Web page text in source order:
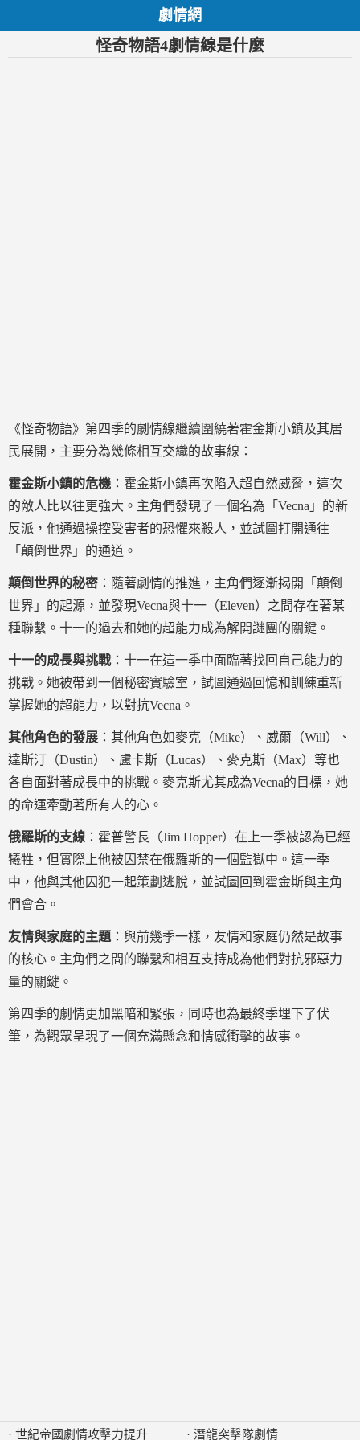
劇情網
怪奇物語4劇情線是什麼
《怪奇物語》第四季的劇情線繼續圍繞著霍金斯小鎮及其居
民展開，主要分為幾條相互交織的故事線：
霍金斯小鎮的危機 ：霍金斯小鎮再次陷入超自然威脅，這次
的敵人比以往更強大。主角們發現了一個名為「Vecna」的新
反派，他通過操控受害者的恐懼來殺人，並試圖打開通往
「顛倒世界」的通道。
顛倒世界的秘密 ：隨著劇情的推進，主角們逐漸揭開「顛倒
世界」的起源，並發現Vecna與十一（Eleven）之間存在著某
種聯繫。十一的過去和她的超能力成為解開謎團的關鍵。
十一的成長與挑戰：十一在這一季中面臨著找回自己能力的
挑戰。她被帶到一個秘密實驗室，試圖通過回憶和訓練重新
掌握她的超能力，以對抗Vecna。
其他角色的發展 ：其他角色如麥克（Mike）、威爾（Will）、
達斯汀（Dustin）、盧卡斯（Lucas）、麥克斯（Max）等也
各自面對著成長中的挑戰。麥克斯尤其成為Vecna的目標，她
的命運牽動著所有人的心。
俄羅斯的支線 ：霍普警長（Jim Hopper）在上一季被認為已經
犧牲，但實際上他被囚禁在俄羅斯的一個監獄中。這一季
中，他與其他囚犯一起策劃逃脫，並試圖回到霍金斯與主角
們會合。
友情與家庭的主題 ：與前幾季一樣，友情和家庭仍然是故事
的核心。主角們之間的聯繫和相互支持成為他們對抗邪惡力
量的關鍵。
第四季的劇情更加黑暗和緊張，同時也為最終季埋下了伏
筆，為觀眾呈現了一個充滿懸念和情感衝擊的故事。
· 世紀帝國劇情攻擊力提升 · 潛龍突擊隊劇情